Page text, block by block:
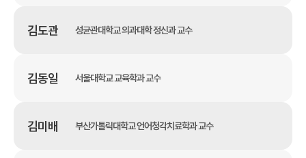
김도관 성균관대학교 의과대학 정신과 교수
김동일 서울대학교 교육학과 교수
김미배 부산가톨릭대학교 언어청각치료학과 교수